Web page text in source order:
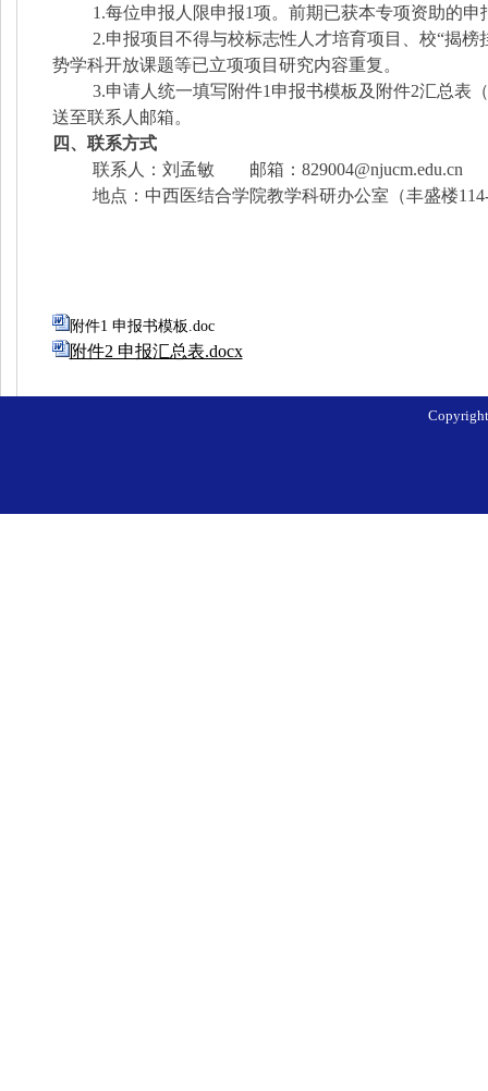
1.每位申报人限申报1项。前期已获本专项资助的
2.申报项目不得与校标志性人才培育项目、校“揭
势学科开放课题等已立项项目研究内容重复。
3.申请人统一填写附件1申报书模板及附件2汇总表
送至联系人邮箱。
四、联系方式
联系人：刘孟敏 邮箱： 829004@njucm.edu.cn
地点：中西医结合学院教学科研办公室（丰盛楼
附件1 申报书模板.doc
附件2 申报汇总表.docx